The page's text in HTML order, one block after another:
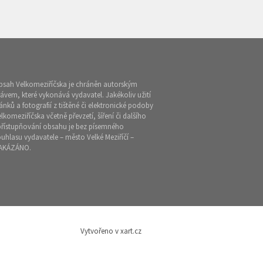
Velkomeziříčska je chráněn autorským
které vykonává vydavatel. Jakékoliv užití
a fotografií z tištěné či elektronické podoby
včetně převzetí, šíření či dalšího
obsahu je bez písemného
vydavatele – město Velké Meziříčí –
Vytvořeno v xart.cz